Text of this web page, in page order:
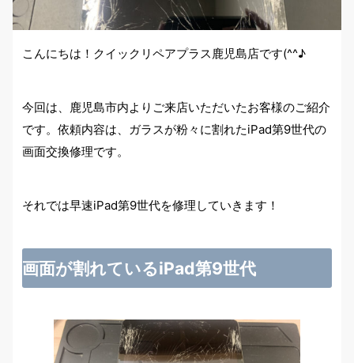
こんにちは！クイックリペアプラス鹿児島店です(^^♪
今回は、鹿児島市内よりご来店いただいたお客様のご紹介
です。依頼内容は、ガラスが粉々に割れたiPad第9世代の
画面交換修理です。
それでは早速iPad第9世代を修理していきます！
画面が割れているiPad第9世代